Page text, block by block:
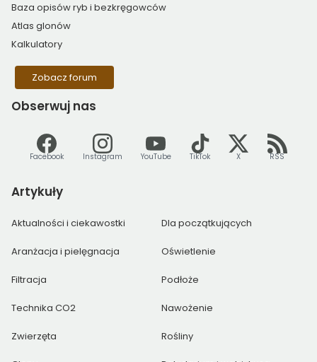
Baza opisów ryb i bezkręgowców
Atlas glonów
Kalkulatory
Zobacz forum
Obserwuj nas
Facebook Instagram YouTube TikTok X RSS
Artykuły
Aktualności i ciekawostki Dla początkujących
Aranżacja i pielęgnacja Oświetlenie
Filtracja Podłoże
Technika CO2 Nawożenie
Zwierzęta Rośliny